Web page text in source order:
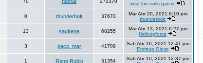
70 271370
jose luis solis garcia
0 thunderbolt 37670
Mar Abr 20, 2021 6:10 pm
thunderbolt
13 saulrene 68255
Mar Abr 13, 2021 6:27 pm
Helicopforce
3 paco_mar 41709
Sab Abr 10, 2021 12:41 pm
Enrique Giese
1 Rene Rubio 31354
Sab Abr 10, 2021 12:37 pm